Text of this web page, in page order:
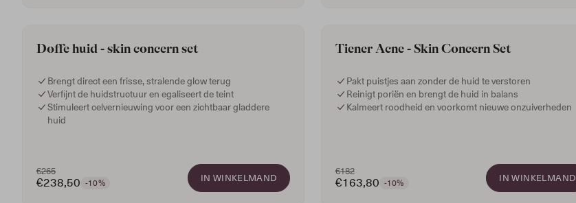
Doffe huid - skin concern set
Brengt direct een frisse, stralende glow terug
Verfijnt de huidstructuur en egaliseert de teint
Stimuleert celvernieuwing voor een zichtbaar gladdere
huid
€265
€238,50 -10% IN WINKELMAND
Tiener Acne - Skin Concern Set
Pakt puistjes aan zonder de huid te verstoren
Reinigt poriën en brengt de huid in balans
Kalmeert roodheid en voorkomt nieuwe onzuiverheden
€182
€163,80 -10% IN WINKELMAND